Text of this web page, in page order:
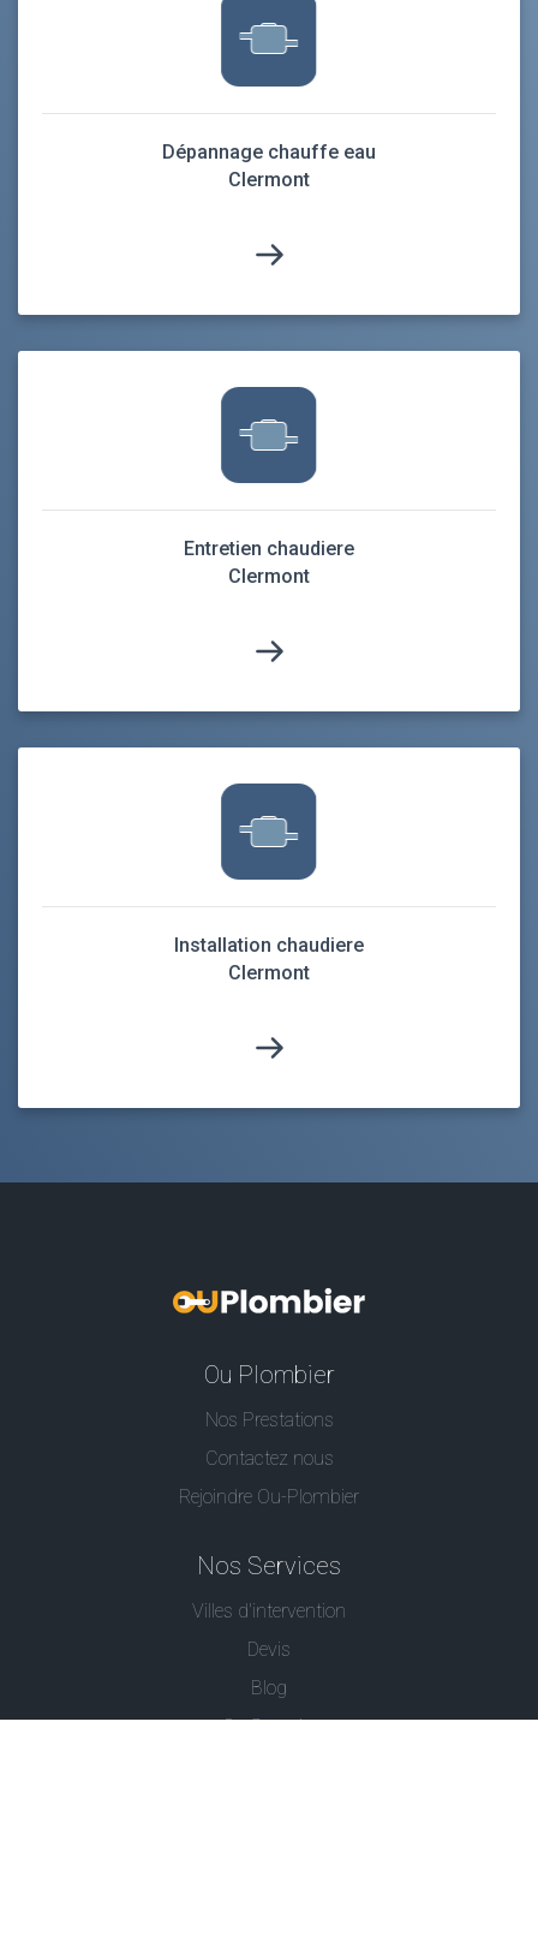
Dépannage chauffe eau
Clermont
Entretien chaudiere
Clermont
Installation chaudiere
Clermont
Ou Plombier
Nos Prestations
Contactez nous
Rejoindre Ou-Plombier
Nos Services
Villes d'intervention
Devis
Blog
Ou Serrurier